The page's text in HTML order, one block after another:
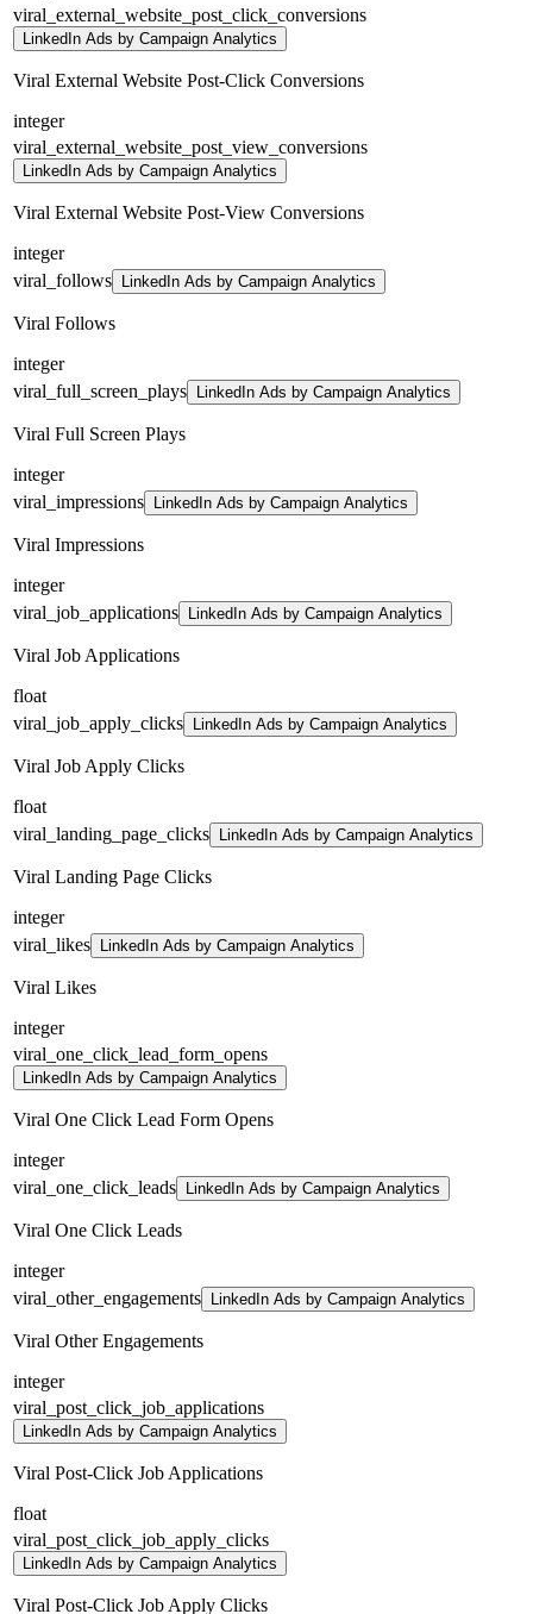
viral_external_website_post_click_conversions
LinkedIn Ads by Campaign Analytics
Viral External Website Post-Click Conversions
integer
viral_external_website_post_view_conversions
LinkedIn Ads by Campaign Analytics
Viral External Website Post-View Conversions
integer
viral_follows
LinkedIn Ads by Campaign Analytics
Viral Follows
integer
viral_full_screen_plays
LinkedIn Ads by Campaign Analytics
Viral Full Screen Plays
integer
viral_impressions
LinkedIn Ads by Campaign Analytics
Viral Impressions
integer
viral_job_applications
LinkedIn Ads by Campaign Analytics
Viral Job Applications
float
viral_job_apply_clicks
LinkedIn Ads by Campaign Analytics
Viral Job Apply Clicks
float
viral_landing_page_clicks
LinkedIn Ads by Campaign Analytics
Viral Landing Page Clicks
integer
viral_likes
LinkedIn Ads by Campaign Analytics
Viral Likes
integer
viral_one_click_lead_form_opens
LinkedIn Ads by Campaign Analytics
Viral One Click Lead Form Opens
integer
viral_one_click_leads
LinkedIn Ads by Campaign Analytics
Viral One Click Leads
integer
viral_other_engagements
LinkedIn Ads by Campaign Analytics
Viral Other Engagements
integer
viral_post_click_job_applications
LinkedIn Ads by Campaign Analytics
Viral Post-Click Job Applications
float
viral_post_click_job_apply_clicks
LinkedIn Ads by Campaign Analytics
Viral Post-Click Job Apply Clicks